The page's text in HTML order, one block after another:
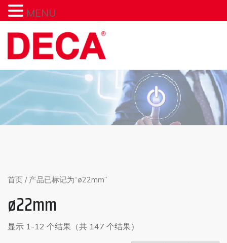
content
首页 / 产品已标记为“ø22mm”
ø22mm
显示 1-12 个结果（共 147 个结果）
MENU